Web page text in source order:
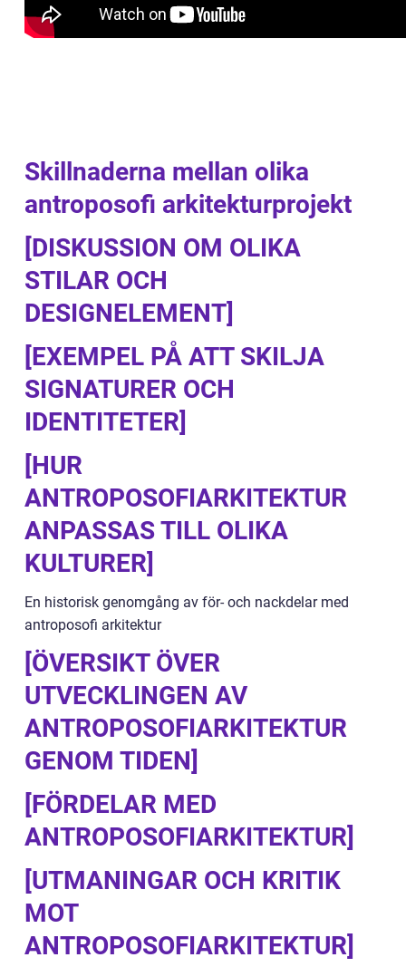
Skillnaderna mellan olika
antroposofi arkitekturprojekt
[DISKUSSION OM OLIKA
STILAR OCH
DESIGNELEMENT]
[EXEMPEL PÅ ATT SKILJA
SIGNATURER OCH
IDENTITETER]
[HUR
ANTROPOSOFIARKITEKTUR
ANPASSAS TILL OLIKA
KULTURER]
En historisk genomgång av för- och nackdelar med
antroposofi arkitektur
[ÖVERSIKT ÖVER
UTVECKLINGEN AV
ANTROPOSOFIARKITEKTUR
GENOM TIDEN]
[FÖRDELAR MED
ANTROPOSOFIARKITEKTUR]
[UTMANINGAR OCH KRITIK
MOT
ANTROPOSOFIARKITEKTUR]